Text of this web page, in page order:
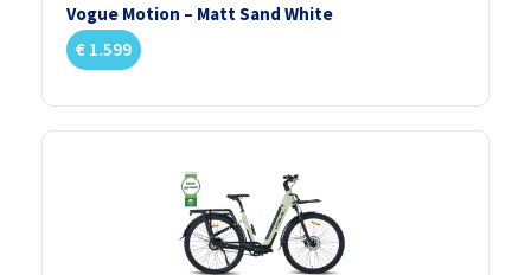
Vogue Motion – Matt Sand White
€ 1.599